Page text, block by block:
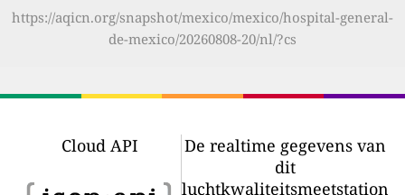
https://aqicn.org/snapshot/mexico/mexico/hospital-general-
de-mexico/20260808-20/nl/?cs
Cloud API
De realtime gegevens van
dit
luchtkwaliteitsmeetstation